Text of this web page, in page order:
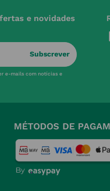
e novidades
Subscrever
e-mails com notícias e
MÉTODOS DE